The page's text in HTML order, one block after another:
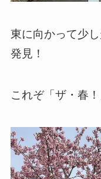
東に向かって少
発見！
これぞ「ザ・春！